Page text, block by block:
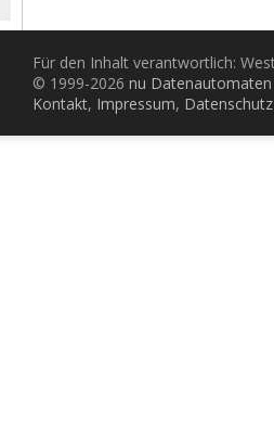
Für den Inhalt verantwortlich:
© 1999-2026 nu
Kontakt, Impressum, Datenschutz